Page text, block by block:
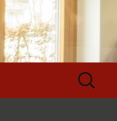
Suchen
nach: